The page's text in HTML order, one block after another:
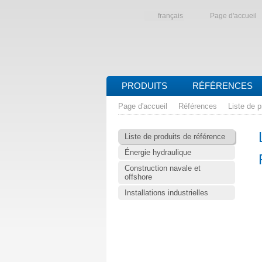
français Page d'accueil
PRODUITS RÉFÉRENCES
Page d'accueil Références Liste de
Liste de produits de référence
Énergie hydraulique
Construction navale et
offshore
Installations industrielles